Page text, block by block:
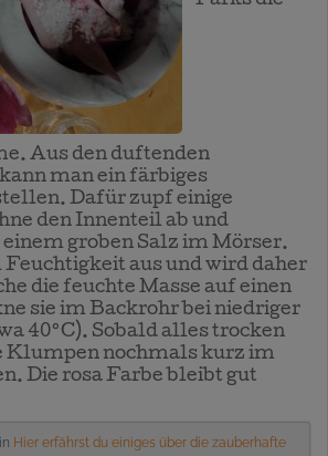
Aus den duftenden
man ein färbiges
Dafür zupf einige
den Innenteil ab und
groben Salz im Mörser.
aus und wird daher
die feuchte Masse auf einen
sie im Backrohr bei niedriger
40°C). Sobald alles trocken
Klumpen nochmals kurz im
Die rosa Farbe bleibt gut
Hier erfährst du einiges über die zauberhafte